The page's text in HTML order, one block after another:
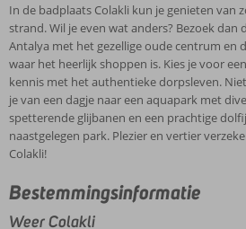
In de badplaats Colakli kun je genieten van
strand. Wil je even wat anders? Bezoek dan
Antalya met het gezellige oude centrum en
waar het heerlijk shoppen is. Kies je voor
kennis met het authentieke dorpsleven.
je van een dagje naar een aquapark met
spetterende glijbanen en een prachtige
naastgelegen park. Plezier en vertier
Colakli!
Bestemmingsinformatie
Weer Colakli